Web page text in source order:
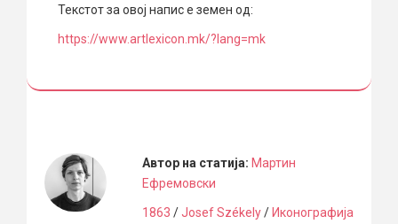
Текстот за овој напис е земен од:
https://www.artlexicon.mk/?lang=mk
Автор на статија: Мартин
Ефремовски
1863 /Josef Székely/ Иконографија